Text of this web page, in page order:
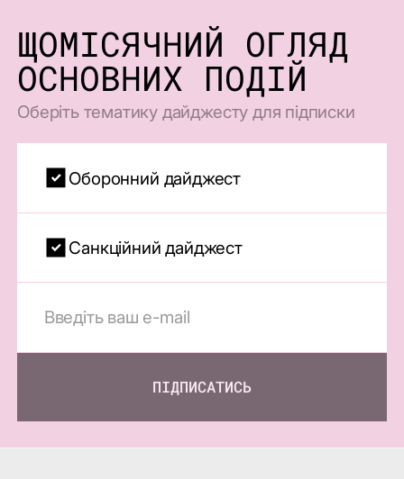
ЩОМІСЯЧНИЙ ОГЛЯД
ОСНОВНИХ ПОДІЙ
Оберіть тематику дайджесту для підписки
Оборонний дайджест
Санкційний дайджест
ПІДПИСАТИСЬ